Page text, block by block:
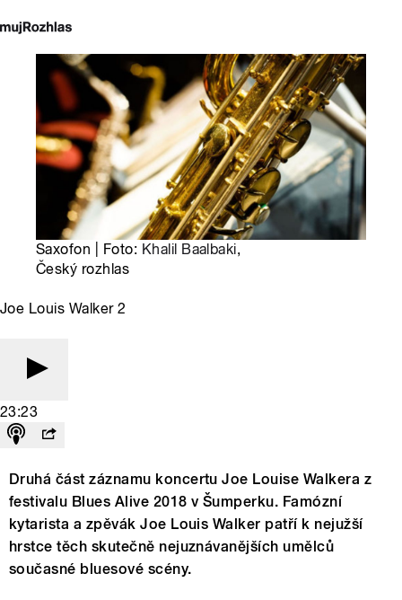
Saxofon | Foto: Khalil Baalbaki,
Český rozhlas
Joe Louis Walker 2
23:23
Druhá část záznamu koncertu Joe Louise Walkera z
festivalu Blues Alive 2018 v Šumperku. Famózní
kytarista a zpěvák Joe Louis Walker patří k nejužší
hrstce těch skutečně nejuznávanějších umělců
současné bluesové scény.